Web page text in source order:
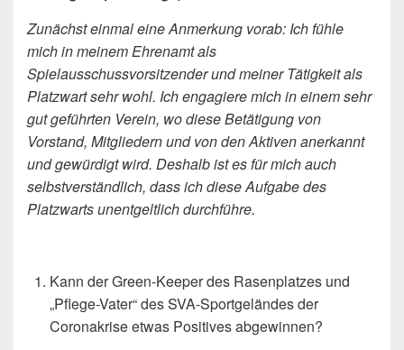
Zunächst einmal eine Anmerkung vorab: Ich fühle
mich in meinem Ehrenamt als
Spielausschussvorsitzender und meiner Tätigkeit als
Platzwart sehr wohl. Ich engagiere mich in einem sehr
gut geführten Verein, wo diese Betätigung von
Vorstand, Mitgliedern und von den Aktiven anerkannt
und gewürdigt wird. Deshalb ist es für mich auch
selbstverständlich, dass ich diese Aufgabe des
Platzwarts unentgeltlich durchführe.
Kann der Green-Keeper des Rasenplatzes und
„Pflege-Vater“ des SVA-Sportgeländes der
Coronakrise etwas Positives abgewinnen?